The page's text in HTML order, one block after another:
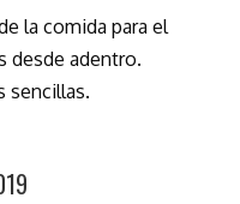
la comida para el
desde adentro.
sencillas.